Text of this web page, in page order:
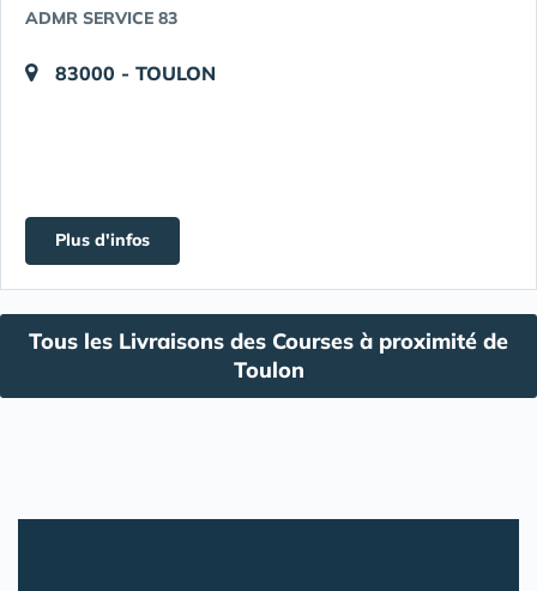
ADMR SERVICE 83
83000 - TOULON
Plus d'infos
Tous les Livraisons des Courses à proximité de
Toulon